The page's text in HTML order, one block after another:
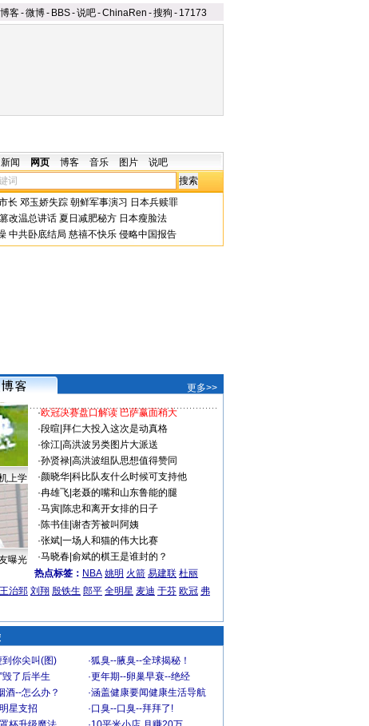
博客-微博- BBS-说吧-ChinaRen -搜狗 - 17173
新闻 网页 博客 音乐 图片 说吧
长 邓玉娇失踪 朝鲜军事演习 日本兵赎罪
篡改温总讲话 夏日减肥秘方 日本瘦脸法
中共卧底结局 慈禧不快乐 侵略中国报告
更多>>
上学
曝光
·欧冠决赛盘口解读 巴萨赢面稍大
·段暄 拜仁大投入这次是动真格
·徐江| 高洪波另类图片大派送
·孙贤禄| 高洪波组队思想值得赞同
·颜晓华| 科比队友什么时候可支持他
·冉雄飞| 老聂的嘴和山东鲁能的腿
·马寅| 陈忠和离开女排的日子
·陈书佳| 谢杏芳被叫阿姨
·张斌| 一场人和猫的伟大比赛
·马晓春| 俞斌的棋王是谁封的？
热点标签： NBA 姚明 火箭 易建联 杜丽
王治郅 刘翔 殷铁生 郎平 全明星 麦迪 于芬 欧冠 弗
到你尖叫(图) ·狐臭--腋臭--全球揭秘！
毁了后半生 ·更年期--卵巢早衰--绝经
酒--怎么办？ ·涵盖健康要闻健康生活导航
星支招 ·口臭--口臭--拜拜了!